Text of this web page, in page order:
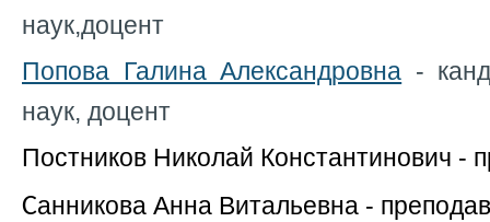
наук,доцент
Попова Галина Александровна -
наук, доцент
Постников Николай Константинович -
Санникова Анна Витальевна -